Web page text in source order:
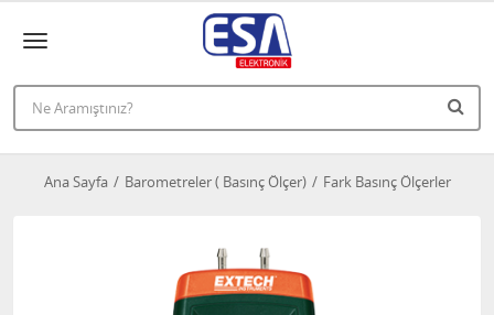
Ana Sayfa Barometreler ( Basınç Ölçer) Fark Basınç Ölçerler